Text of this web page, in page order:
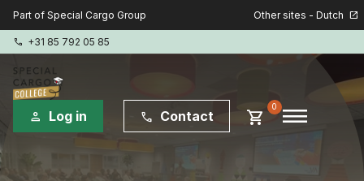
Part of Special Cargo Group Other sites - Dutch open_in_new
phone +31 85 792 05 85
person Log in phone Contact shopping_cart 0 menu